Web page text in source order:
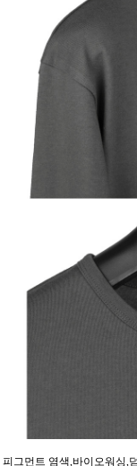
피그먼트 염색,바이오워싱,